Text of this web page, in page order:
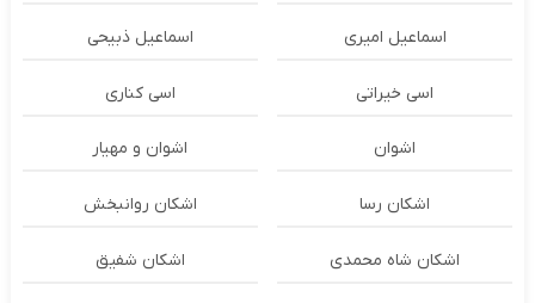
اسماعیل امیری اسماعیل ذبیحی
اسی خیراتی اسی کناری
اشوان اشوان و مهیار
اشکان رسا اشکان روانبخش
اشکان شاه محمدی اشکان شفیق